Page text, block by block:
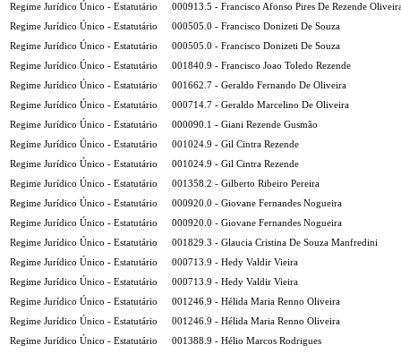
Regime Jurídico Único - Estatutário
000913.5 - Francisco Afonso Pires De Rezende
Regime Jurídico Único - Estatutário
000505.0 - Francisco Donizeti De Souza
Regime Jurídico Único - Estatutário
000505.0 - Francisco Donizeti De Souza
Regime Jurídico Único - Estatutário
001840.9 - Francisco Joao Toledo Rezende
Regime Jurídico Único - Estatutário
001662.7 - Geraldo Fernando De Oliveira
Regime Jurídico Único - Estatutário
000714.7 - Geraldo Marcelino De Oliveira
Regime Jurídico Único - Estatutário
000090.1 - Giani Rezende Gusmão
Regime Jurídico Único - Estatutário
001024.9 - Gil Cintra Rezende
Regime Jurídico Único - Estatutário
001024.9 - Gil Cintra Rezende
Regime Jurídico Único - Estatutário
001358.2 - Gilberto Ribeiro Pereira
Regime Jurídico Único - Estatutário
000920.0 - Giovane Fernandes Nogueira
Regime Jurídico Único - Estatutário
000920.0 - Giovane Fernandes Nogueira
Regime Jurídico Único - Estatutário
001829.3 - Glaucia Cristina De Souza Manfredini
Regime Jurídico Único - Estatutário
000713.9 - Hedy Valdir Vieira
Regime Jurídico Único - Estatutário
000713.9 - Hedy Valdir Vieira
Regime Jurídico Único - Estatutário
001246.9 - Hélida Maria Renno Oliveira
Regime Jurídico Único - Estatutário
001246.9 - Hélida Maria Renno Oliveira
Regime Jurídico Único - Estatutário
001388.9 - Hélio Marcos Rodrigues